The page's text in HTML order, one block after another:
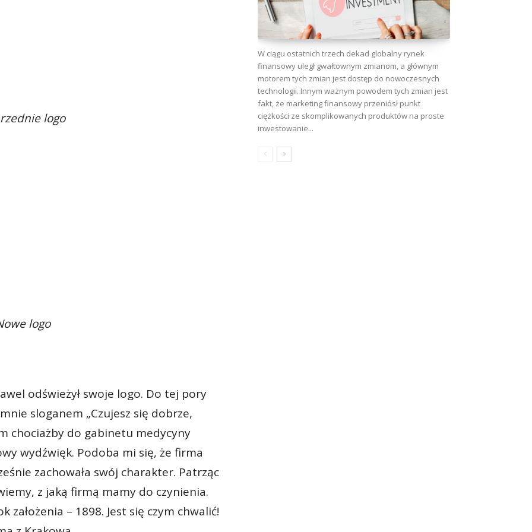
logo
logo
odświeżył swoje logo. Do tej pory
sloganem „Czujesz się dobrze,
chociażby do gabinetu medycyny
wydźwięk. Podoba mi się, że firma
zachowała swój charakter. Patrząc
z jaką firmą mamy do czynienia.
– 1898. Jest się czym chwalić!
W ciągu ostatnich trzech dekad globalny rynek
finansowy uległ gwałtownym zmianom, a głównym
motorem tych zmian jest dostęp do nowoczesnych
technologii. Innym ważnym powodem tych zmian jest
fakt, że marketing finansowy przeniósł punkt
ciężkości ze skomplikowanych produktów na proste
inwestowanie...